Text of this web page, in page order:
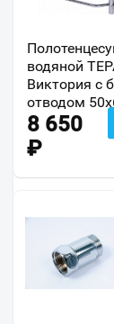
водяной
Виктория с
отводом
8 650
₽